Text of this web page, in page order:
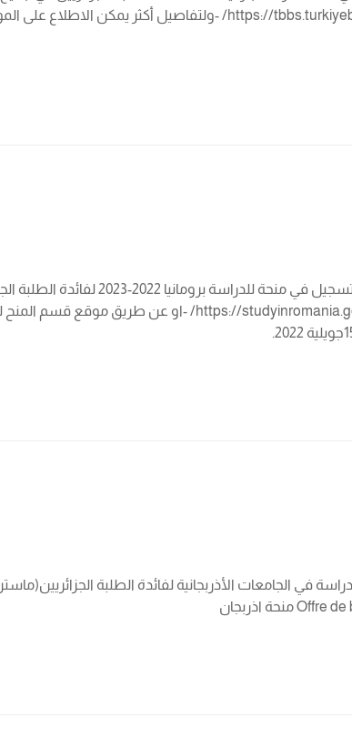
منحة رومانيا 2022 – 2023